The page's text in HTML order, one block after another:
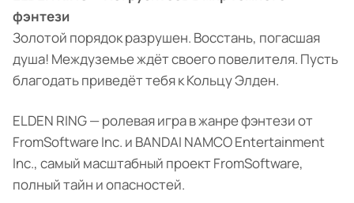
фэнтези
Золотой порядок разрушен. Восстань, погасшая
душа! Междуземье ждёт своего повелителя. Пусть
благодать приведёт тебя к Кольцу Элден.
ELDEN RING — ролевая игра в жанре фэнтези от
FromSoftware Inc. и BANDAI NAMCO Entertainment
Inc., самый масштабный проект FromSoftware,
полный тайн и опасностей.